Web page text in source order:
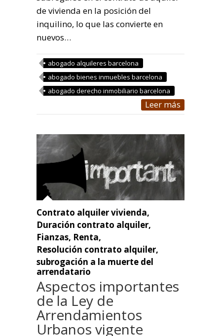
de vivienda en la posición del
inquilino, lo que las convierte en
nuevos…
abogado alquileres barcelona
abogado bienes inmuebles barcelona
abogado derecho inmobiliario barcelona
Leer más
Contrato alquiler vivienda,
Duración contrato alquiler,
Fianzas, Renta,
Resolución contrato alquiler,
subrogación a la muerte del
arrendatario
Aspectos importantes
de la Ley de
Arrendamientos
Urbanos vigente